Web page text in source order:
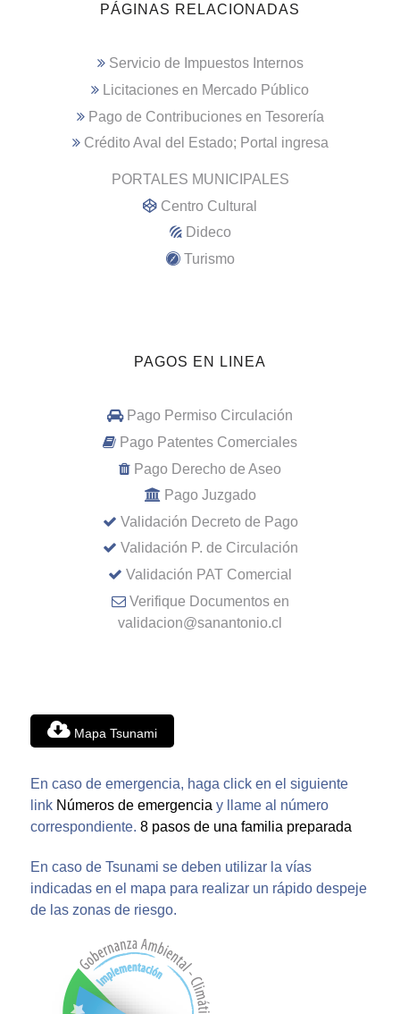
PÁGINAS RELACIONADAS
Servicio de Impuestos Internos
Licitaciones en Mercado Público
Pago de Contribuciones en Tesorería
Crédito Aval del Estado; Portal ingresa
PORTALES MUNICIPALES
Centro Cultural
Dideco
Turismo
PAGOS EN LINEA
Pago Permiso Circulación
Pago Patentes Comerciales
Pago Derecho de Aseo
Pago Juzgado
Validación Decreto de Pago
Validación P. de Circulación
Validación PAT Comercial
Verifique Documentos en
validacion@sanantonio.cl
Mapa Tsunami
En caso de emergencia, haga click en el siguiente
link Números de emergencia y llame al número
correspondiente. 8 pasos de una familia preparada
En caso de Tsunami se deben utilizar la vías
indicadas en el mapa para realizar un rápido despeje
de las zonas de riesgo.